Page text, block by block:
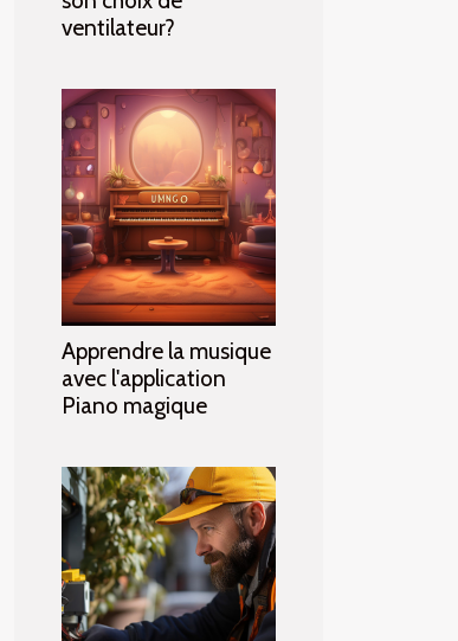
ventilateur?
Apprendre la musique
avec l'application
Piano magique